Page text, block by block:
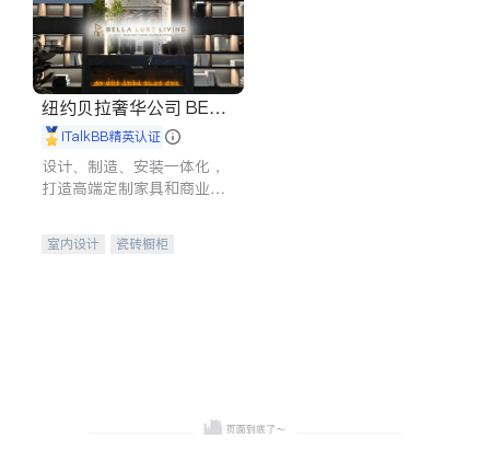
纽约贝拉奢华公司 BELL
A LUXE
iTalkBB精英认证
设计、制造、安装一体化，
打造高端定制家具和商业空
室内设计
瓷砖橱柜